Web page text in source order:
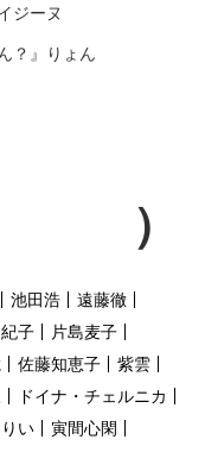
ジーヌ
？』りょん
池田浩
遠藤徹
子
片島麦子
佐藤知恵子
紫雲
ドイナ・チェルニカ
い
寅間心閑